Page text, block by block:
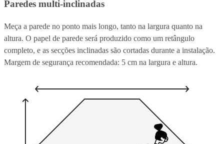
Paredes multi-inclinadas
Meça a parede no ponto mais longo, tanto na largura quanto na
altura. O papel de parede será produzido como um retângulo
completo, e as secções inclinadas são cortadas durante a instalação.
Margem de segurança recomendada: 5 cm na largura e altura.